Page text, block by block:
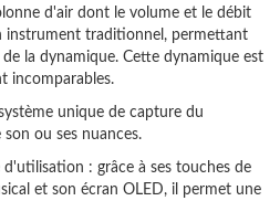
d'air dont le volume et le débit
instrument traditionnel, permettant
la dynamique. Cette dynamique est
incomparables.
unique de capture du
ou ses nuances.
d'utilisation : grâce à ses touches de
et son écran OLED, il permet une